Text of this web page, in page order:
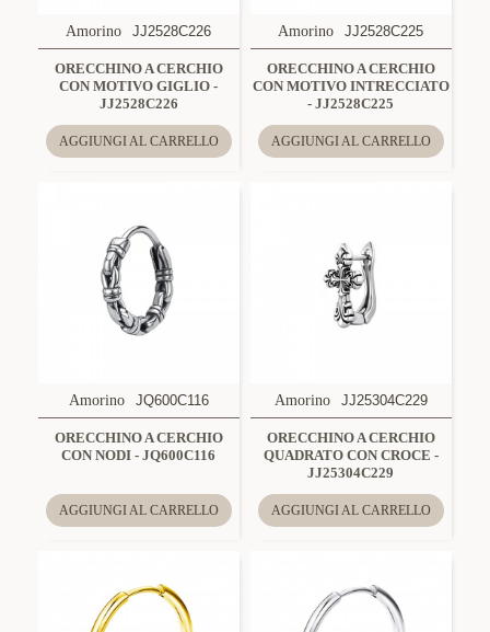
Amorino JJ2528C226
ORECCHINO A CERCHIO
CON MOTIVO GIGLIO -
JJ2528C226
AGGIUNGI AL CARRELLO
Amorino JJ2528C225
ORECCHINO A CERCHIO
CON MOTIVO INTRECCIATO
- JJ2528C225
AGGIUNGI AL CARRELLO
Amorino JQ600C116
ORECCHINO A CERCHIO
CON NODI - JQ600C116
AGGIUNGI AL CARRELLO
Amorino JJ25304C229
ORECCHINO A CERCHIO
QUADRATO CON CROCE -
JJ25304C229
AGGIUNGI AL CARRELLO